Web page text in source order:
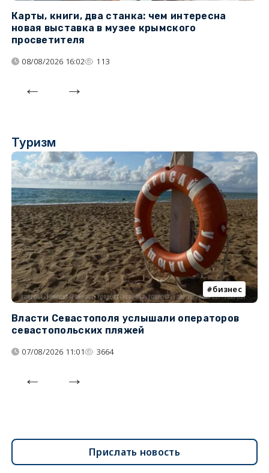
Карты, книги, два станка: чем интересна
новая выставка в музее крымского
просветителя
08/08/2026 16:02 113
Туризм
бизнес
Власти Севастополя услышали операторов
севастопольских пляжей
07/08/2026 11:01 3664
Прислать новость